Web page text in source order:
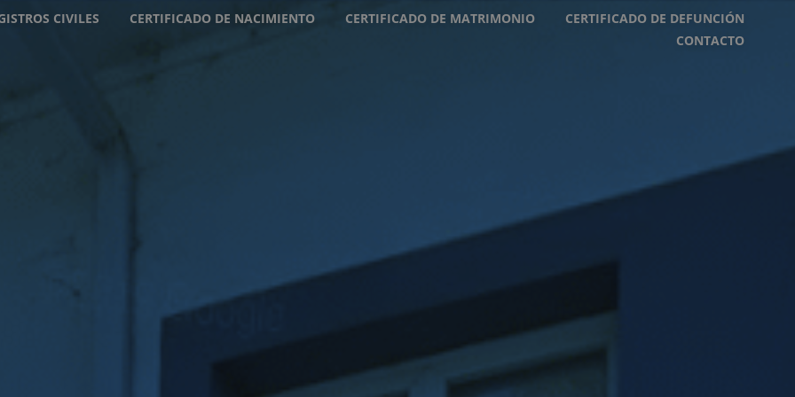
CIVILES CERTIFICADO DE NACIMIENTO CERTIFICADO DE MATRIMONIO
CERTIFICADO DE DEFUNCIÓN
CONTACTO